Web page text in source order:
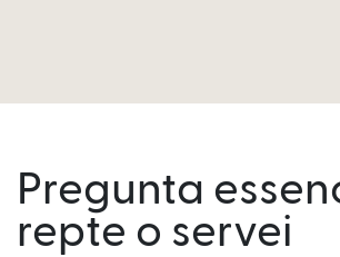
Pregunta
repte o servei